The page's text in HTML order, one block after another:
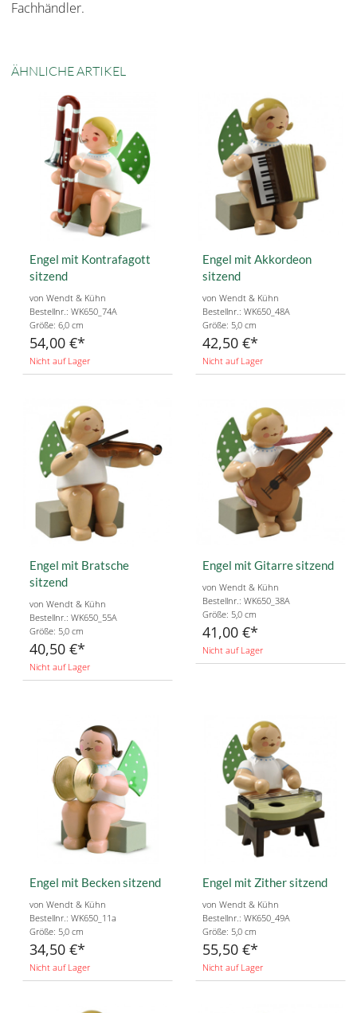
Fachhändler.
ÄHNLICHE ARTIKEL
Engel mit Kontrafagott
sitzend
von Wendt & Kühn
Bestellnr.: WK650_74A
Größe: 6,0 cm
54,00 €
Nicht auf Lager
Engel mit Akkordeon
sitzend
von Wendt & Kühn
Bestellnr.: WK650_48A
Größe: 5,0 cm
42,50 €
Nicht auf Lager
Engel mit Bratsche
sitzend
von Wendt & Kühn
Bestellnr.: WK650_55A
Größe: 5,0 cm
40,50 €
Nicht auf Lager
Engel mit Gitarre sitzend
von Wendt & Kühn
Bestellnr.: WK650_38A
Größe: 5,0 cm
41,00 €
Nicht auf Lager
Engel mit Becken sitzend
von Wendt & Kühn
Bestellnr.: WK650_11a
Größe: 5,0 cm
34,50 €
Nicht auf Lager
Engel mit Zither sitzend
von Wendt & Kühn
Bestellnr.: WK650_49A
Größe: 5,0 cm
55,50 €
Nicht auf Lager